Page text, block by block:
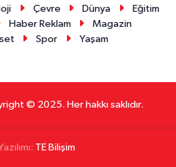
Çevre Dünya
Eğitim
Haber Reklam
Magazin
Spor Yaşam
© 2025. Her hakkı saklıdır.
TE Bilişim